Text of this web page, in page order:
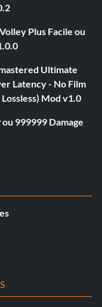
Plus Facile ou
Ultimate
Latency - No Film
Mod v1.0
999999 Damage